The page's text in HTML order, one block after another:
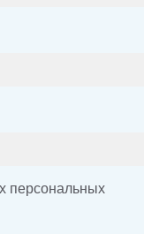
персональных